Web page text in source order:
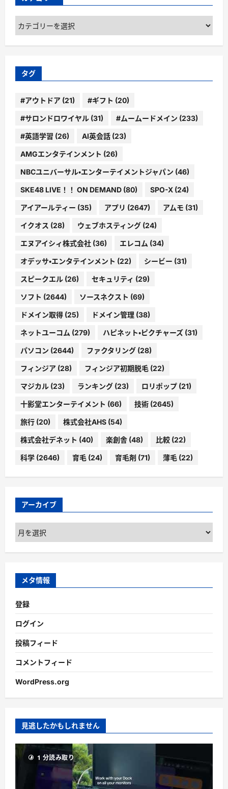
カ
テ
ゴ
ー
タグ
#アウトドア (21) #ギフト (20)
#サロンドロワイヤル (31) #ムームードメイン (233)
#英語学習 (26) AI英会話 (23)
AMGエンタテインメント (26)
NBCユニバーサル・エンターテイメントジャパン (46)
SKE48 LIVE！！ ON DEMAND (80) SPO-X (24)
アイアールティー (35) アプリ (2647) アムモ (31)
イクオス (28) ウェブホスティング (24)
エヌアイシィ株式会社 (36) エレコム (34)
オデッサ・エンタテインメント (22) シービー (31)
スピークエル (26) セキュリティ (29)
ソフト (2644) ソースネクスト (69)
ドメイン取得 (25) ドメイン管理 (38)
ネットユーコム (279) ハピネット・ピクチャーズ (31)
パソコン (2644) ファクタリング (28)
フィンジア (28) フィンジア初期脱毛 (22)
マジカル (23) ランキング (23) ロリポップ (21)
十影堂エンターテイメント (66) 技術 (2645)
旅行 (20) 株式会社AHS (54)
株式会社デネット (40) 楽創舎 (48) 比較 (22)
科学 (2646) 育毛 (24) 育毛剤 (71) 薄毛 (22)
アーカイブ
ア
ー
カ
ブ
メタ情報
登録
ログイン
投稿フィード
コメントフィード
WordPress.org
見逃したかもしれません
1 分読み取り